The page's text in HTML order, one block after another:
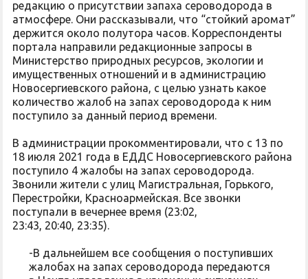
редакцию о присутствии запаха сероводорода в
атмосфере. Они рассказывали, что “стойкий аромат”
держится около полутора часов. Корреспонденты
портала направили редакционные запросы в
Министерство природных ресурсов, экологии и
имущественных отношений и в администрацию
Новосергиевского района, с целью узнать какое
количество жалоб на запах сероводорода к ним
поступило за данный период времени.
В администрации прокомментировали, что с 13 по
18 июля 2021 года в ЕДДС Новосергиевского района
поступило 4 жалобы на запах сероводорода.
Звонили жители с улиц Магистральная, Горького,
Перестройки, Красноармейская. Все звонки
поступали в вечернее время (23:02,
23:43, 20:40, 23:35).
-В дальнейшем все сообщения о поступивших
жалобах на запах сероводорода передаются